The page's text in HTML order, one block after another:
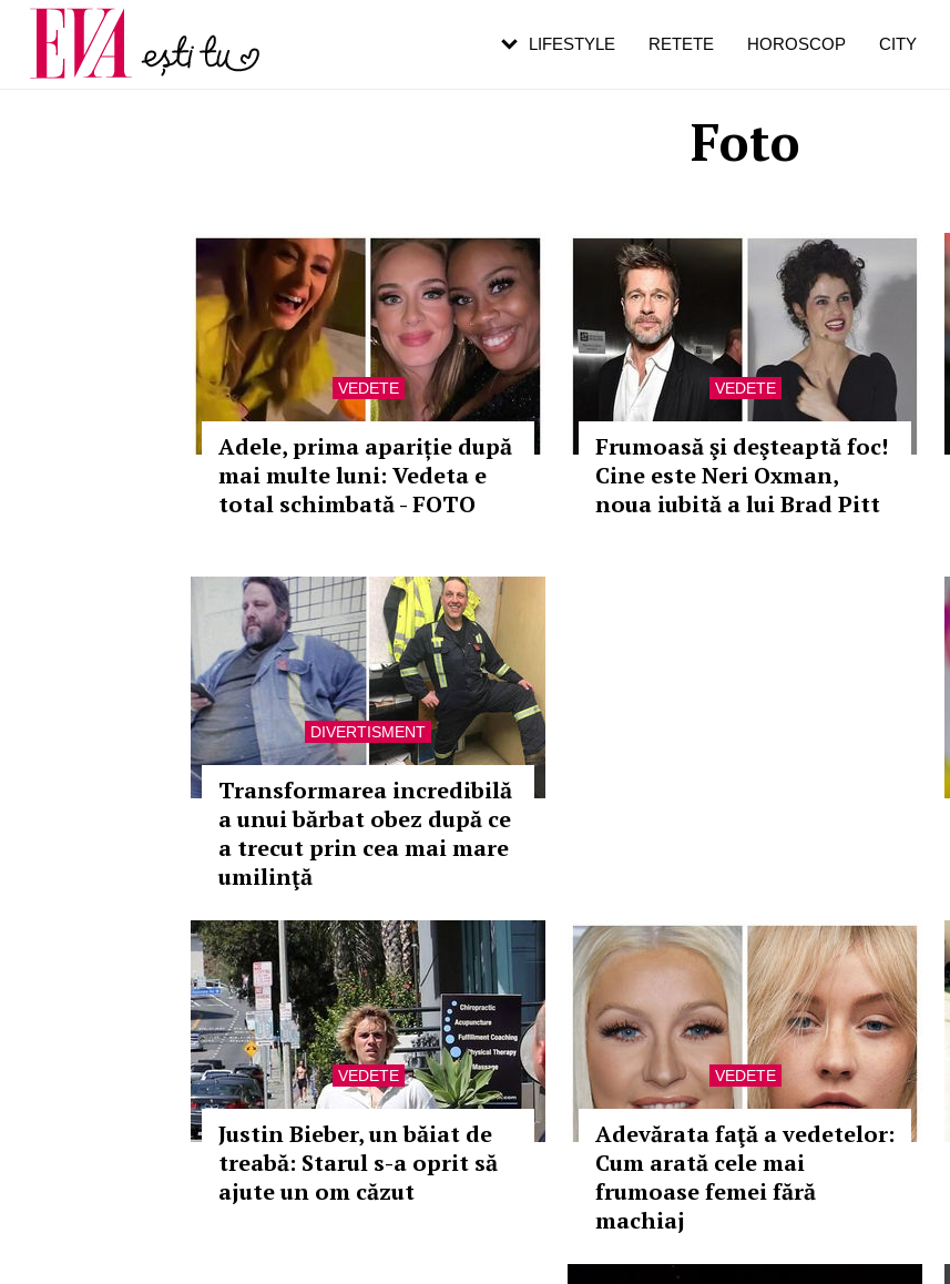
Foto
VEDETE
Adele, prima apariție după
mai multe luni: Vedeta e
total schimbată - FOTO
VEDETE
Frumoasă şi deşteaptă foc!
Cine este Neri Oxman,
noua iubită a lui Brad Pitt
DIVERTISMENT
Transformarea incredibilă
a unui bărbat obez după ce
a trecut prin cea mai mare
umilinţă
VEDETE
Justin Bieber, un băiat de
treabă: Starul s-a oprit să
ajute un om căzut
VEDETE
Adevărata faţă a vedetelor:
Cum arată cele mai
frumoase femei fără
machiaj
LIFESTYLE RETETE HOROSCOP CITY
Carieră
Actualitate
pe măsură ce înaintezi în vârstă